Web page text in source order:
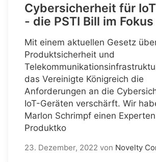
Cybersicherheit für
- die PSTI Bill im Fokus
Mit einem aktuellen Gesetz
Produktsicherheit und
das Vereinigte Königreich die
Anforderungen an die
IoT-Geräten verschärft. Wir
Marlon Schrimpf einen
Produktko
23. Dezember, 2022 von Novelty